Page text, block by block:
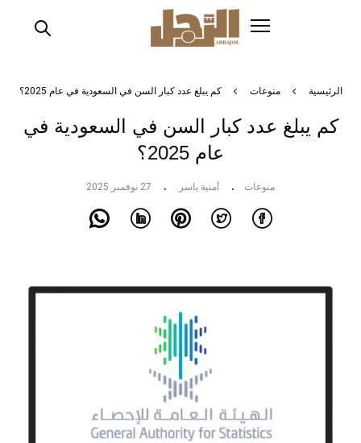
الرئيسية منوعات كم يبلغ عدد كبار السن في السعودية في عام 2025؟
كم يبلغ عدد كبار السن في السعودية في
عام 2025؟
منوعات أمنية ياسر 27 نوفمبر 2025